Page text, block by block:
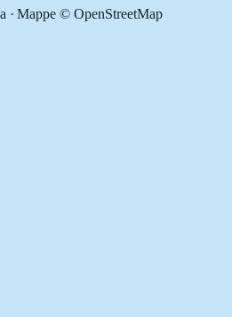
· Mappe © OpenStreetMap